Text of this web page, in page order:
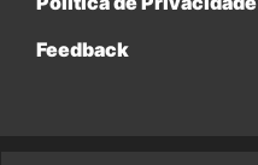
Feedback